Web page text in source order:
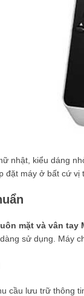
nhật, kiểu dáng
đặt máy ở bất cứ vị
mặt và vân tay
sử dụng. Máy
cầu lưu trữ thông